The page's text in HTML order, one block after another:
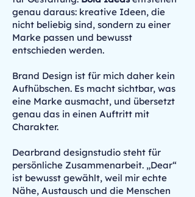
genau daraus: kreative Ideen, die
nicht beliebig sind, sondern zu einer
Marke passen und bewusst
entschieden werden.
Brand Design ist für mich daher kein
Aufhübschen. Es macht sichtbar, was
eine Marke ausmacht, und übersetzt
genau das in einen Auftritt mit
Charakter.
Dearbrand designstudio steht für
persönliche Zusammenarbeit. „Dear“
ist bewusst gewählt, weil mir echte
Nähe, Austausch und die Menschen